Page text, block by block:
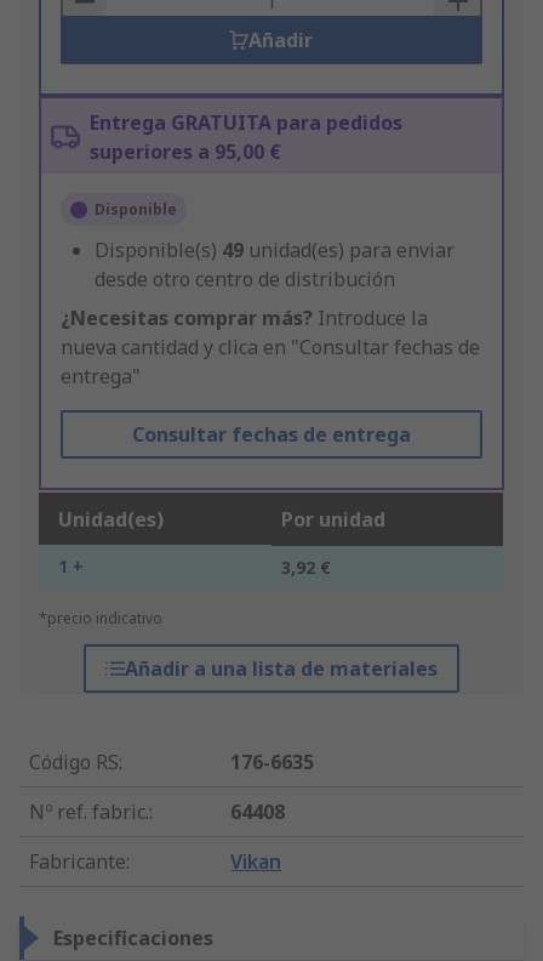
Añadir
Entrega GRATUITA para pedidos
superiores a 95,00 €
Disponible
Disponible(s) 49 unidad(es) para enviar
desde otro centro de distribución
¿Necesitas comprar más? Introduce la
nueva cantidad y clica en "Consultar fechas de
entrega"
Consultar fechas de entrega
Unidad(es) Por unidad
1 + 3,92 €
*precio indicativo
Añadir a una lista de materiales
Código RS:
176-6635
Nº ref. fabric.:
64408
Fabricante: Vikan
Especificaciones